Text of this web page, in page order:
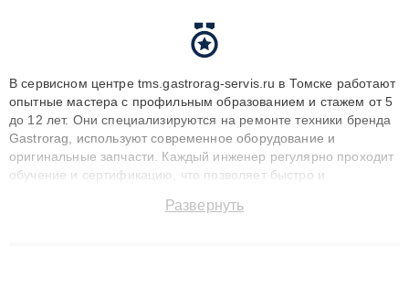
В сервисном центре tms.gastrorag-servis.ru в Томске работают
опытные мастера с профильным образованием и стажем от 5
до 12 лет. Они специализируются на ремонте техники бренда
Gastrorag, используют современное оборудование и
оригинальные запчасти. Каждый инженер регулярно проходит
обучение и сертификацию, что позволяет быстро и
сохранением гарантии до 3 лет. Наши мастера решают
Развернуть